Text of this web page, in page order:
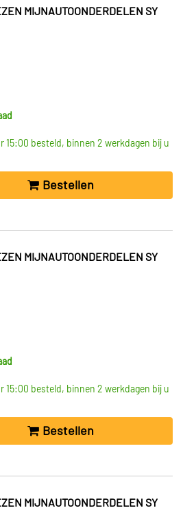
MIJNAUTOONDERDELEN SY
15:00 besteld, binnen 2 werkdagen bij u
Bestellen
MIJNAUTOONDERDELEN SY
15:00 besteld, binnen 2 werkdagen bij u
Bestellen
MIJNAUTOONDERDELEN SY